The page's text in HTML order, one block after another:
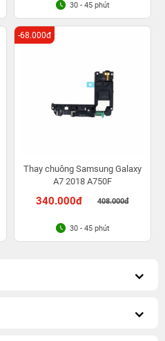
30 - 45 phút
Thay chuông Samsung Galaxy
A7 2018 A750F
340.000đ 408.000đ
-68.000đ
30 - 45 phút